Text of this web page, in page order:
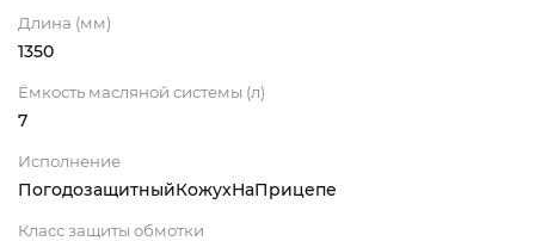
Длина (мм)
1350
Ёмкость масляной системы (л)
7
Исполнение
ПогодозащитныйКожухНаПрицепе
Класс защиты обмотки